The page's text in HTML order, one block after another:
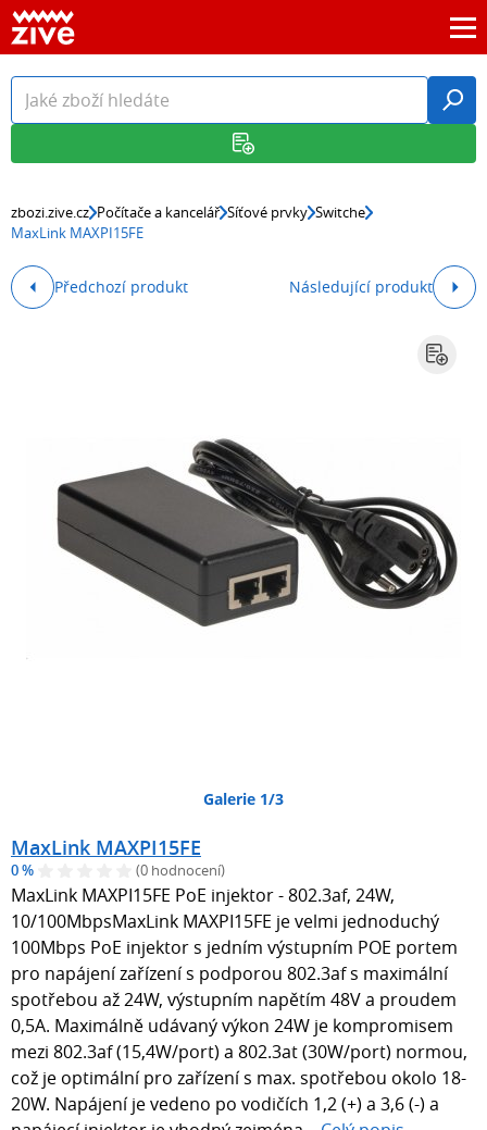
zbozi.zive.cz Počítače a kancelář Síťové prvky Switche
MaxLink MAXPI15FE
Předchozí produkt Následující produkt
Galerie 1/3
MaxLink MAXPI15FE
0 % (0 hodnocení)
MaxLink MAXPI15FE PoE injektor - 802.3af, 24W,
10/100MbpsMaxLink MAXPI15FE je velmi jednoduchý
100Mbps PoE injektor s jedním výstupním POE portem
pro napájení zařízení s podporou 802.3af s maximální
spotřebou až 24W, výstupním napětím 48V a proudem
0,5A. Maximálně udávaný výkon 24W je kompromisem
mezi 802.3af (15,4W/port) a 802.3at (30W/port) normou,
což je optimální pro zařízení s max. spotřebou okolo 18-
20W. Napájení je vedeno po vodičích 1,2 (+) a 3,6 (-) a